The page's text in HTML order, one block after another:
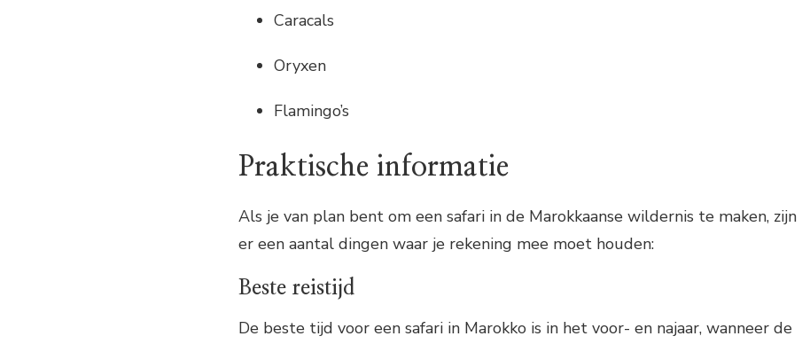
Caracals
Oryxen
Flamingo’s
Praktische informatie
Als je van plan bent om een safari in de Marokkaanse wildernis te maken, zijn
er een aantal dingen waar je rekening mee moet houden:
Beste reistijd
De beste tijd voor een safari in Marokko is in het voor- en najaar, wanneer de